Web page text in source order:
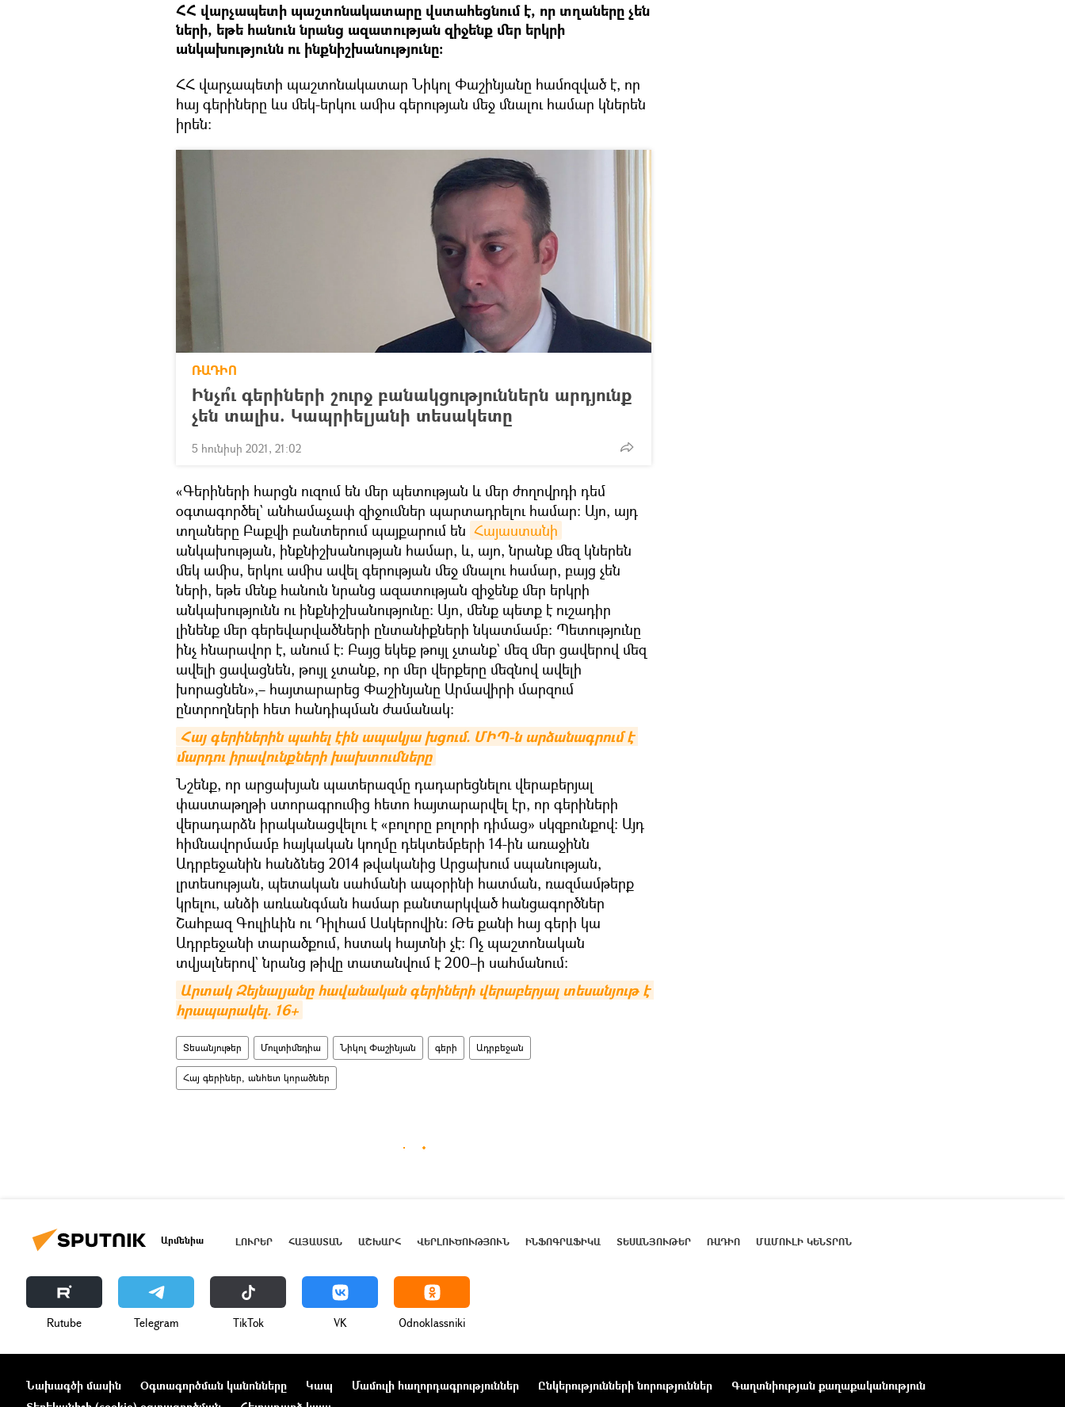
ՀՀ վարչապետի պաշտոնակատարը վստահեցնում է, որ տղաները չեն
ների, եթե հանուն նրանց ազատության զիջենք մեր երկրի
անկախությունն ու ինքնիշխանությունը։
ՀՀ վարչապետի պաշտոնակատար Նիկոլ Փաշինյանը համոզված է, որ
հայ գերիները ևս մեկ-երկու ամիս գերության մեջ մնալու համար կներեն
իրեն։
ՌԱԴԻՈ
Ինչո՞ւ գերիների շուրջ բանակցություններն արդյունք
չեն տալիս. Կապրիելյանի տեսակետը
5 հունիսի 2021, 21:02
«Գերիների հարցն ուզում են մեր պետության և մեր ժողովրդի դեմ
օգտագործել` անհամաչափ զիջումներ պարտադրելու համար։ Այո, այդ
տղաները Բաքվի բանտերում պայքարում են Հայաստանի
անկախության, ինքնիշխանության համար, և, այո, նրանք մեզ կներեն
մեկ ամիս, երկու ամիս ավել գերության մեջ մնալու համար, բայց չեն
ների, եթե մենք հանուն նրանց ազատության զիջենք մեր երկրի
անկախությունն ու ինքնիշխանությունը։ Այո, մենք պետք է ուշադիր
լինենք մեր գերեվարվածների ընտանիքների նկատմամբ։ Պետությունը
ինչ հնարավոր է, անում է։ Բայց եկեք թույլ չտանք` մեզ մեր ցավերով մեզ
ավելի ցավացնեն, թույլ չտանք, որ մեր վերքերը մեզնով ավելի
խորացնեն»,– հայտարարեց Փաշինյանը Արմավիրի մարզում
ընտրողների հետ հանդիպման ժամանակ։
Հայ գերիներին պահել էին ապակյա խցում. ՄԻՊ-ն արձանագրում է
մարդու իրավունքների խախտումները
Նշենք, որ արցախյան պատերազմը դադարեցնելու վերաբերյալ
փաստաթղթի ստորագրումից հետո հայտարարվել էր, որ գերիների
վերադարձն իրականացվելու է «բոլորը բոլորի դիմաց» սկզբունքով: Այդ
հիմնավորմամբ հայկական կողմը դեկտեմբերի 14-ին առաջինն
Ադրբեջանին հանձնեց 2014 թվականից Արցախում սպանության,
լրտեսության, պետական սահմանի ապօրինի հատման, ռազմամթերք
կրելու, անձի առևանգման համար բանտարկված հանցագործներ
Շահբազ Գուլիևին ու Դիլհամ Ասկերովին: Թե քանի հայ գերի կա
Ադրբեջանի տարածքում, հստակ հայտնի չէ։ Ոչ պաշտոնական
տվյալներով` նրանց թիվը տատանվում է 200–ի սահմանում։
Արտակ Զեյնալյանը հավանական գերիների վերաբերյալ տեսանյութ է
հրապարակել. 16+
Տեսանյութեր Մուլտիմեդիա Նիկոլ Փաշինյան գերի Ադրբեջան
Հայ գերիներ, անհետ կորածներ
Արմենիա ԼՈՒՐԵՐ ՀԱՅԱՍՏԱՆ ԱՇԽԱՐՀ ՎԵՐԼՈՒԾՈՒԹՅՈՒՆ ԻՆՖՈԳՐԱՖԻԿԱ ՏԵՍԱՆՅՈՒԹԵՐ ՌԱԴԻՈ ՄԱՄՈՒԼԻ ԿԵՆՏՐՈՆ
Rutube Telegram ТikТоk VK Odnoklassniki
Նախագծի մասին Օգտագործման կանոնները Կապ Մամուլի հաղորդագրություններ Ընկերությունների նորություններ
Գաղտնիության քաղաքականություն